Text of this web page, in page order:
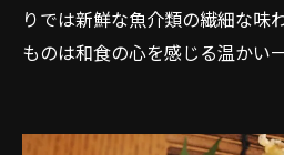
りでは新鮮な魚介類の繊細な味
ものは和食の心を感じる温かい